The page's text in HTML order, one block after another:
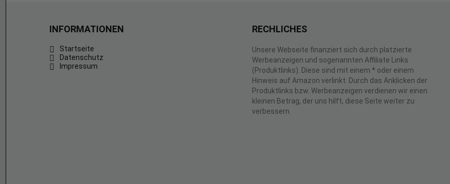
INFORMATIONEN
Startseite
Datenschutz
Impressum
RECHLICHES
Unsere Webseite finanziert sich durch platzierte
Werbeanzeigen und sogenannten Affiliate Links
(Produktlinks). Diese sind mit einem * oder einem
Hinweis auf Amazon verlinkt. Durch das Anklicken der
Produktlinks bzw. Werbeanzeigen verdienen wir einen
kleinen Betrag, der uns hilft, diese Seite weiter zu
verbessern.